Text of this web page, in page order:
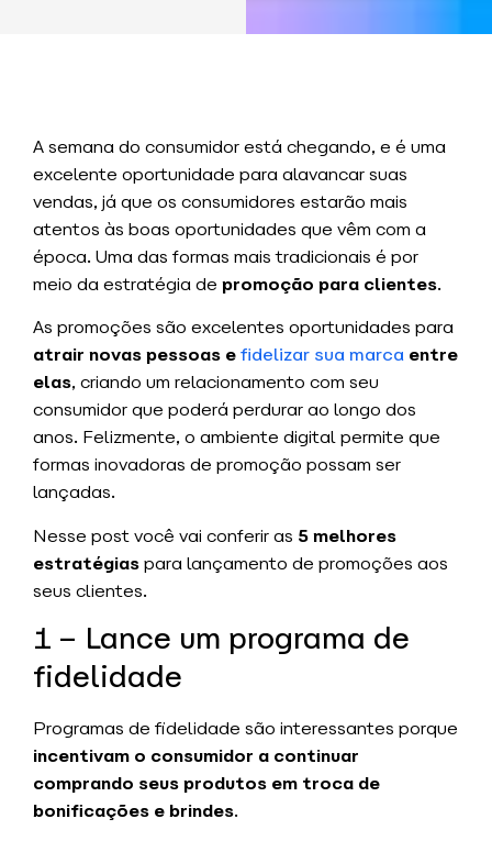
A semana do consumidor está chegando, e é uma
excelente oportunidade para alavancar suas
vendas, já que os consumidores estarão mais
atentos às boas oportunidades que vêm com a
época. Uma das formas mais tradicionais é por
meio da estratégia de promoção para clientes.
As promoções são excelentes oportunidades para
atrair novas pessoas efidelizar sua marca entre
elas, criando um relacionamento com seu
consumidor que poderá perdurar ao longo dos
anos. Felizmente, o ambiente digital permite que
formas inovadoras de promoção possam ser
lançadas.
Nesse post você vai conferir as 5 melhores
estratégiaspara lançamento de promoções aos
seus clientes.
1 – Lance um programa de
fidelidade
Programas de fidelidade são interessantes porque
incentivam o consumidor a continuar
comprando seus produtos em troca de
bonificações e brindes.